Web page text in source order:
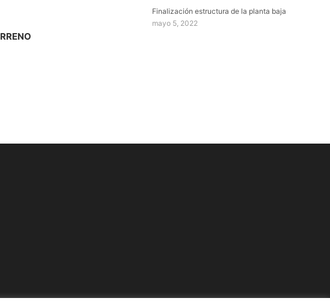
Finalización estructura de la planta baja
mayo 5, 2022